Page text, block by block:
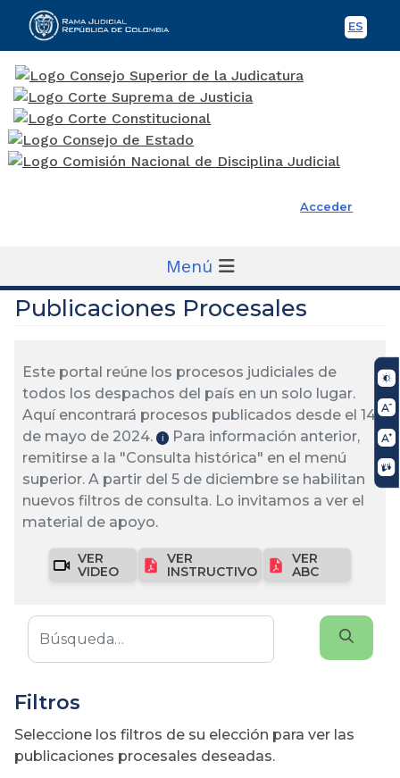
ES
Rama Judicial
Acceder
Menú
Publicaciones Procesales
Este portal reúne los procesos judiciales de
todos los despachos del país en un solo lugar.
Aquí encontrará procesos publicados desde el 14
de mayo de 2024.
ℹ️
Para información anterior,
remitirse a la "Consulta histórica" en el menú
superior. A partir del 5 de diciembre se habilitan
nuevos filtros de consulta. Lo invitamos a ver el
material de apoyo.
VER
VIDEO
VER
INSTRUCTIVO
VER
ABC
Filtros
Seleccione los filtros de su elección para ver las
publicaciones procesales deseadas.